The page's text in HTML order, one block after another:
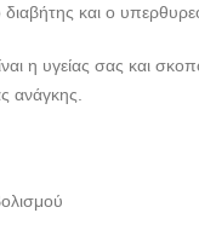
ΚΑΛΛΙΘΕΑ ΣΠΙΝΑ
και ο
η υγείας σας και
ανάγκης.